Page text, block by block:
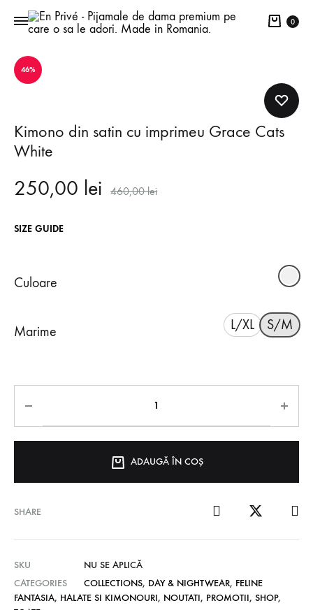
Cart
0
46%
Kimono din satin cu imprimeu Grace Cats
White
250,00 lei 460,00lei
SIZE GUIDE
Culoare
Marime L/XL S/M
ADAUGĂ ÎN COȘ
SHARE
SKU
NU SE APLICĂ
CATEGORIES
COLLECTIONS, DAY & NIGHTWEAR, FELINE
FANTASIA, HALATE SI KIMONOURI, NOUTATI, PROMOTII, SHOP,